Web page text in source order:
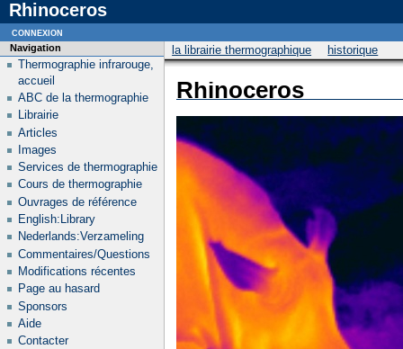
Rhinoceros
la librairie thermographique historique
Rhinoceros
Navigation
Thermographie infrarouge,
accueil
ABC de la thermographie
Librairie
Articles
Images
Services de thermographie
Cours de thermographie
Ouvrages de référence
English:Library
Nederlands:Verzameling
Commentaires/Questions
Modifications récentes
Page au hasard
Sponsors
Aide
Contacter
connexion